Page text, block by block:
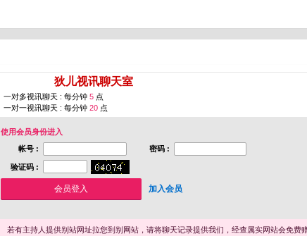
狄儿视讯聊天室
一对多视讯聊天 : 每分钟 5 点
一对一视讯聊天 : 每分钟 20 点
使用会员身份进入
帐号 :
密码 :
验证码 :
加入会员
若有主持人提供别站网址拉您到别网站，请将聊天记录提供我们，经查属实网站会免费